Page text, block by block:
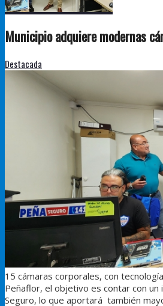
Municipio adquiere modernas
Destacada
15 cámaras corporales, con
Peñaflor, el objetivo es contar con
Seguro, lo que aportará también